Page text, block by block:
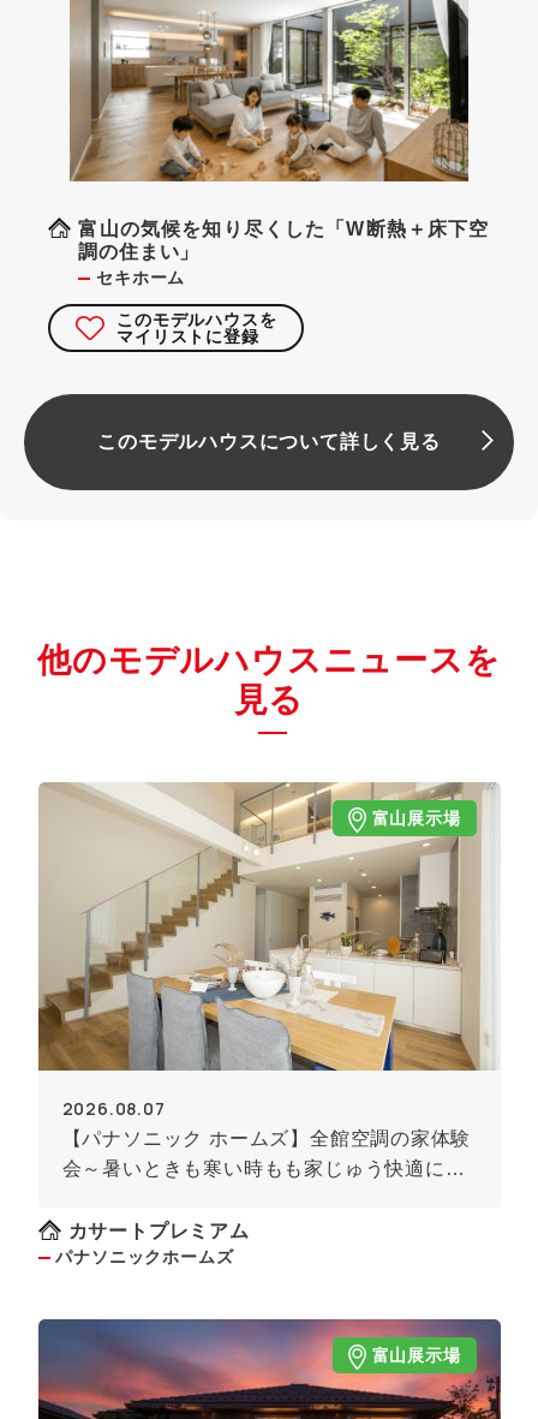
富山の気候を知り尽くした「W断熱＋床下空
調の住まい」
セキホーム
このモデルハウスを
マイリストに登録
このモデルハウスについて詳しく見る
他のモデルハウスニュースを
見る
富山展示場
2026.08.07
【パナソニック ホームズ】全館空調の家体験
会～暑いときも寒い時もも家じゅう快適に！
カサートプレミアム
パナソニックホームズ
富山展示場